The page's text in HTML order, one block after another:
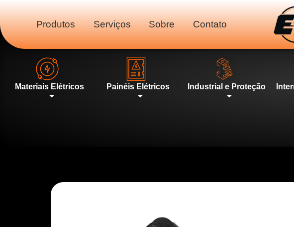
Produtos Serviços Sobre Contato
Materiais Elétricos Painéis Elétricos Industrial e Proteção